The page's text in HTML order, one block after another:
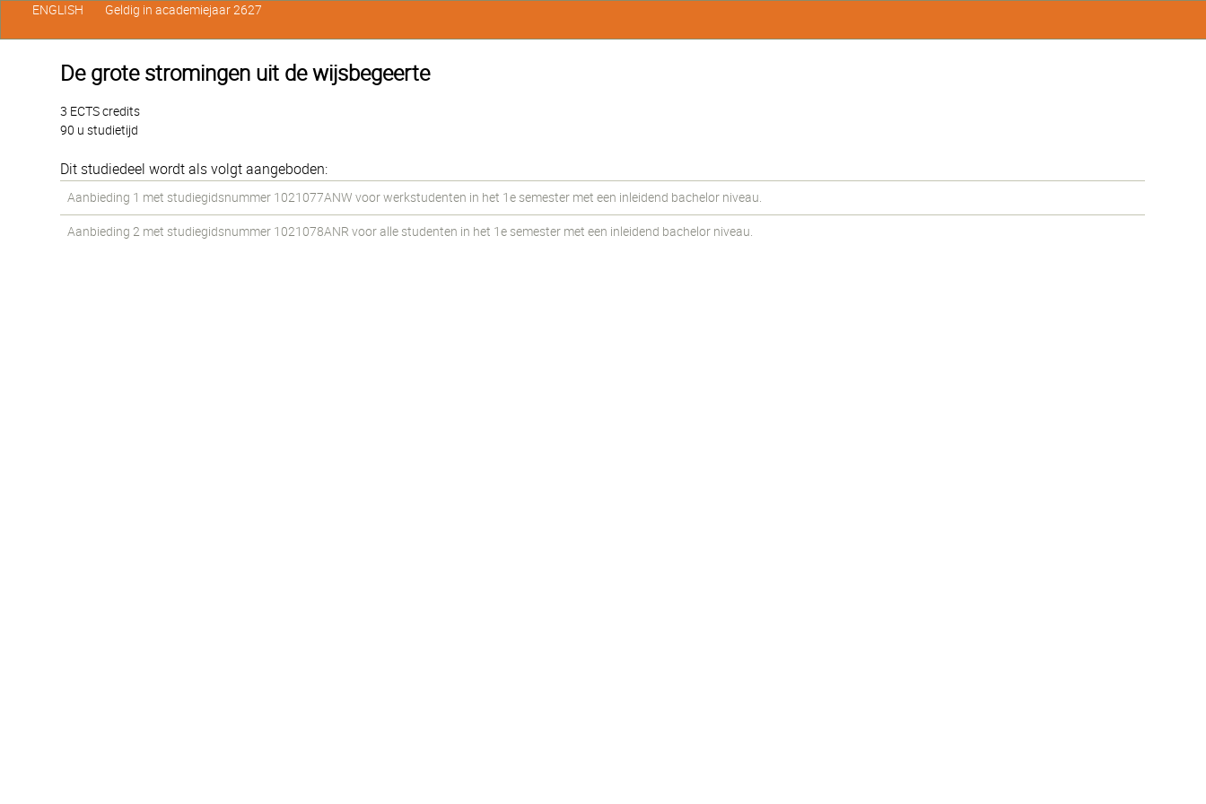
De grote stromingen uit de wijsbegeerte
3 ECTS credits
90 u studietijd
Dit studiedeel wordt als volgt aangeboden:
Aanbieding 1 met studiegidsnummer 1021077ANW voor werkstudenten in het 1e semester met een inleidend bachelor niveau.
Aanbieding 2 met studiegidsnummer 1021078ANR voor alle studenten in het 1e semester met een inleidend bachelor niveau.
ENGLISH Geldig in academiejaar 2627